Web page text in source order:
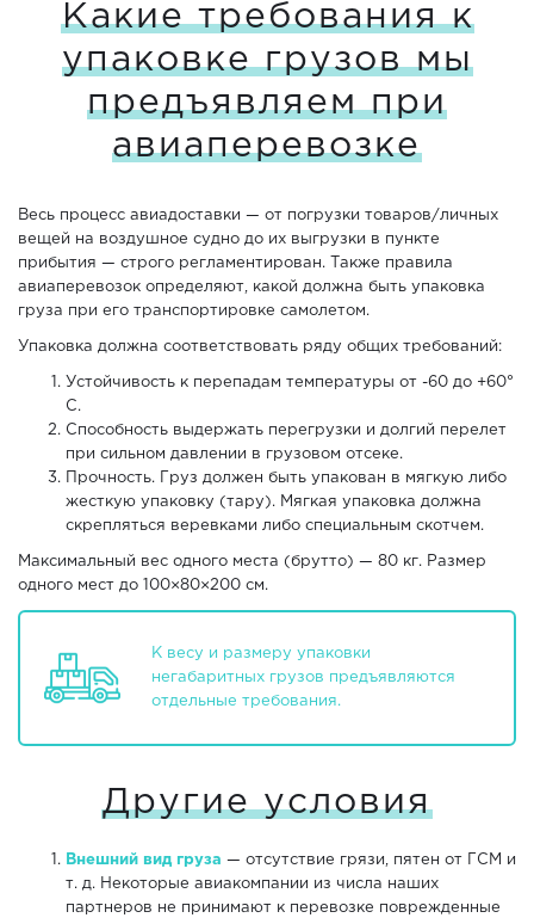
Какие требования к
упаковке грузов мы
предъявляем при
авиаперевозке
Весь процесс авиадоставки — от погрузки товаров/личных
вещей на воздушное судно до их выгрузки в пункте
прибытия — строго регламентирован. Также правила
авиаперевозок определяют, какой должна быть упаковка
груза при его транспортировке самолетом.
Упаковка должна соответствовать ряду общих требований:
Устойчивость к перепадам температуры от -60 до +60°
С.
Способность выдержать перегрузки и долгий перелет
при сильном давлении в грузовом отсеке.
Прочность. Груз должен быть упакован в мягкую либо
жесткую упаковку (тару). Мягкая упаковка должна
скрепляться веревками либо специальным скотчем.
Максимальный вес одного места (брутто) — 80 кг. Размер
одного мест до 100×80×200 см.
К весу и размеру упаковки
негабаритных грузов предъявляются
отдельные требования.
Другие условия
Внешний вид груза — отсутствие грязи, пятен от ГСМ и
т. д. Некоторые авиакомпании из числа наших
партнеров не принимают к перевозке поврежденные